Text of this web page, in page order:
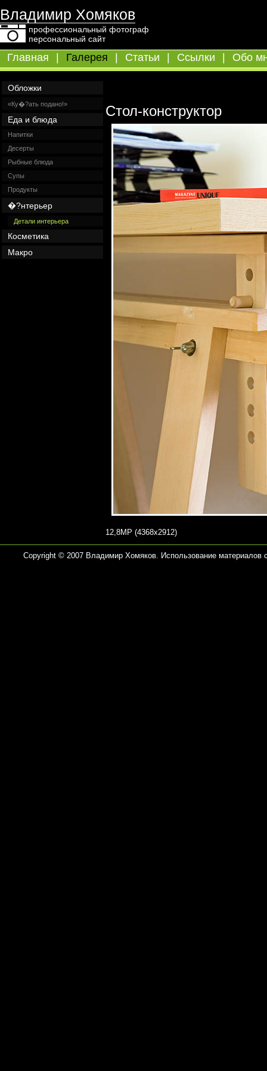
Владимир Хомяков
профессиональный фотограф
персональный сайт
Главная Галерея Статьи Ссылки Обо
Обложки
«Ку�?ать подано!»
Еда и блюда
Напитки
Десерты
Рыбные блюда
Супы
Продукты
�?нтерьер
Детали интерьера
Косметика
Макро
Cтол-конструктор
12,8MP (4368x2912)
Copyright © 2007 Владимир Хомяков. Использование материалов